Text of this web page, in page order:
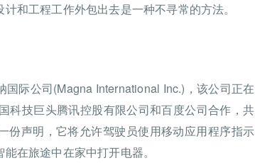
和工程工作外包出去是一种不寻常的方法。
际公司(Magna International Inc.)，该公司正在
科技巨头腾讯控股有限公司和百度公司合作，共
份声明，它将允许驾驶员使用移动应用程序指示
在旅途中在家中打开电器。